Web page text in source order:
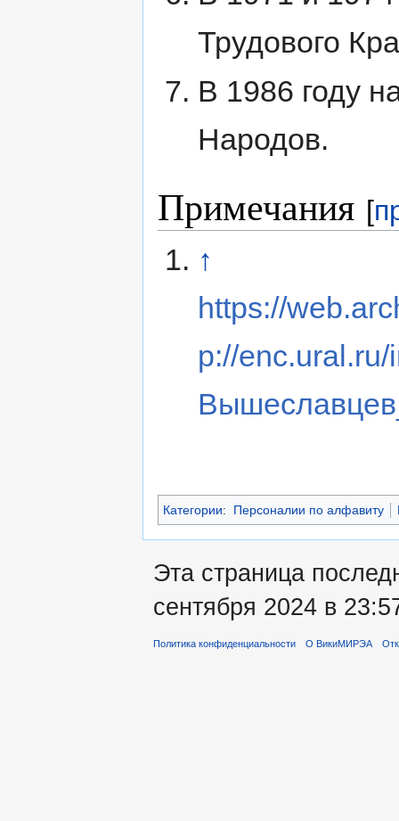
Трудового
В 1986 году
Народов.
Примечания [
↑
https://
p://
Категории: Персоналии по алфавиту
Эта страница
сентября 2024 в
Политика конфиденциальности О ВикиМИРЭА